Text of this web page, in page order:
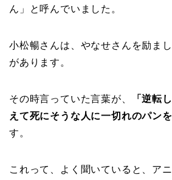
ん」と呼んでいました。
小松暢さんは、やなせさんを励ま
があります。
その時言っていた言葉が、
「逆転
えて死にそうな人に一切れのパン
す。
これって、よく聞いていると、ア